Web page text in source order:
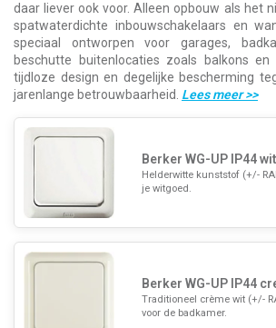
daar liever ook voor. Alleen opbouw als het
spatwaterdichte inbouwschakelaars en
speciaal ontworpen voor garages,
beschutte buitenlocaties zoals balkons
tijdloze design en degelijke bescherming
jarenlange betrouwbaarheid. Lees meer>>
Berker WG-UP IP44 wit
Helderwitte kunststof (+/-
je witgoed.
Berker WG-UP IP44
Traditioneel crème wit (+/-
voor de badkamer.